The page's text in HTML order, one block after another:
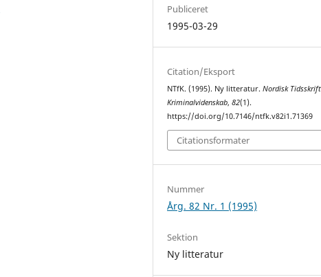
Publiceret
1995-03-29
Citation/Eksport
NTfK. (1995). Ny litteratur.Nordisk
Kriminalvidenskab,82(1).
https://doi.org/10.7146/ntfk.v82i1.71369
Citationsformater
Nummer
Årg. 82 Nr. 1 (1995)
Sektion
Ny litteratur